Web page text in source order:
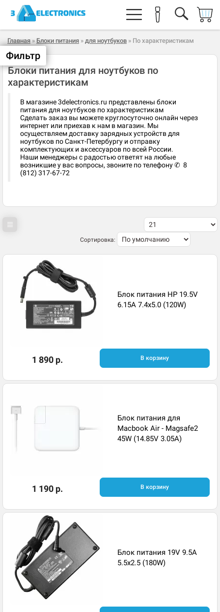
Главная » Блоки питания » для ноутбуков » По характеристикам
Блоки питания для ноутбуков по
характеристикам
В магазине 3delectronics.ru представлены блоки
питания для ноутбуков по характеристикам
Сделать заказ вы можете круглосуточно онлайн через
интернет или приехав к нам в магазин. Мы
осуществляем доставку зарядных устройств для
ноутбуков по Санкт-Петербургу и отправку
комплектующих и аксессуаров по всей России.
Наши менеджеры с радостью ответят на любые
возникшие у вас вопросы, звоните по телефону ✆ 8
(812) 317-67-72
Сортировка:
Блок питания HP 19.5V
6.15A 7.4x5.0 (120W)
1 890 р. В корзину
Блок питания для
Macbook Air - Magsafe2
45W (14.85V 3.05A)
1 190 р. В корзину
Блок питания 19V 9.5A
5.5x2.5 (180W)
Фильтр